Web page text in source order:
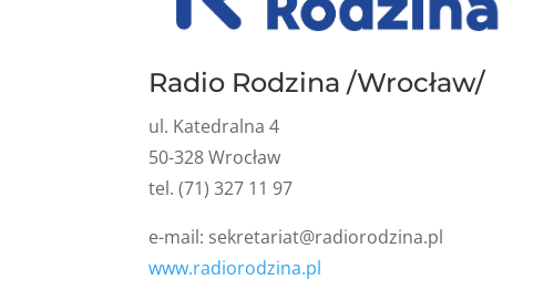
Radio Rodzina /Wrocław/
ul. Katedralna 4
50-328 Wrocław
tel. (71) 327 11 97
e-mail: sekretariat@radiorodzina.pl
www.radiorodzina.pl